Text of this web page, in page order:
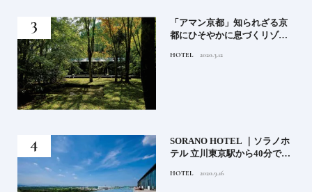
「アマン京都」知られざる京
都にひそやかに息づくリゾー
HOTEL 2020.3.12
SORANO HOTEL ｜ソラノホ
テル 立川東京駅から40分で行
HOTEL 2020.9.16